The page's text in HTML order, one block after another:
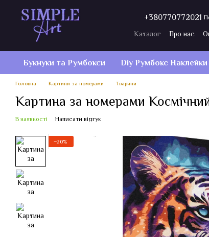
Перейти до основного контенту
+380770772021
Каталог Про нас
Букнуки та Румбокси Diy Румбокс Наклейки
Головна Картини за номерами Тварини
Картина за номерами
В наявності Написати відгук
−20%